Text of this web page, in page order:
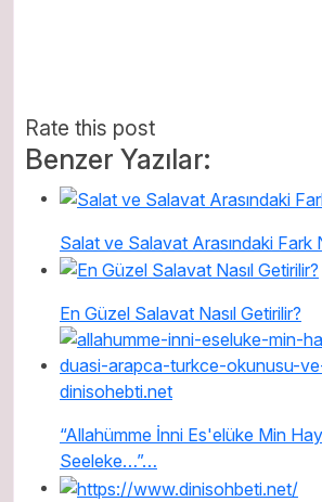
Rate this post
Benzer Yazılar:
Salat ve Salavat Arasındaki Fark
En Güzel Salavat Nasıl Getirilir?
“Allahümme İnni Es'elüke Min
Seeleke…”…